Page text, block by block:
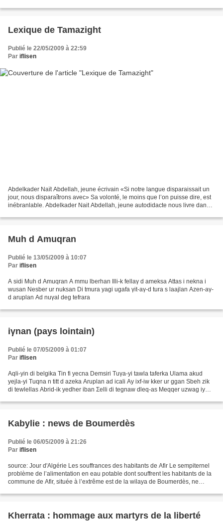
Lexique de Tamazight
Publié le 22/05/2009 à 22:59
Par iflisen
Abdelkader Naït Abdellah, jeune écrivain «Si notre langue disparaissait un
jour, nous disparaîtrons avec» Sa volonté, le moins que l’on puisse dire, est
inébranlable. Abdelkader Nait Abdellah, jeune autodidacte nous livre dans
Muh d Amuqran
Publié le 13/05/2009 à 10:07
Par iflisen
A sidi Muh d Amuqran A mmu lberhan Illi-k fellaγ d ameksa Attas i nekna i
wusan Nesber ur nuksan Di tmura yagi ugafa γit-aγ-d tura s laajlan Azen-aγ-
d aruplan Ad nuγal deg tefrara
iγnan (pays lointain)
Publié le 07/05/2009 à 01:07
Par iflisen
Aqli-yin di belgika Tin fi yecna Demsiri Tuγa-yi tawla taferka Ulama akud
yejla-yi Tuqna n titt d azeka Aruplan ad icali Ay ixf-iw kker ur ggan Sbeh zik
di tewlellas Abrid-ik yedher iban Σelli di tegnaw dleq-as Meqqer uzwag iy
Kabylie : news de Boumerdès
Publié le 06/05/2009 à 21:26
Par iflisen
source: Jour d'Algérie Les souffrances des habitants de Afir Le sempiternel
problème de l’alimentation en eau potable dont souffrent les habitants de la
commune de Afir, située à l’extrême est de la wilaya de Boumerdès, ne
Kherrata : hommage aux martyrs de la liberté